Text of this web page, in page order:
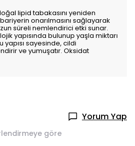
lipid tabakasını yeniden
onarılmasını sağlayarak
süreli nemlendirici etki sunar.
yapısında bulunup yaşla miktarı
sayesinde, cildi
ve yumuşatır. Oksidat
Yorum Yap
göre